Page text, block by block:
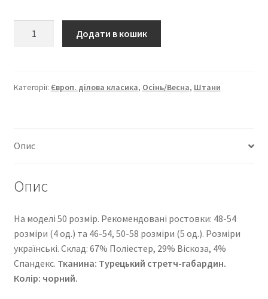
144-
Додати в кошик
Категорії: Європ. ділова класика, Осінь/Весна, Штани
Опис
Опис
На моделі 50 розмір. Рекомендовані ростовки: 48-54
розміри (4 од.) та 46-54, 50-58 розміри (5 од.). Розміри
українські. Cклад: 67% Поліестер, 29% Віскоза, 4%
Спандекс. Тканина: Турецький стретч-габардин.
Колір: чорний.